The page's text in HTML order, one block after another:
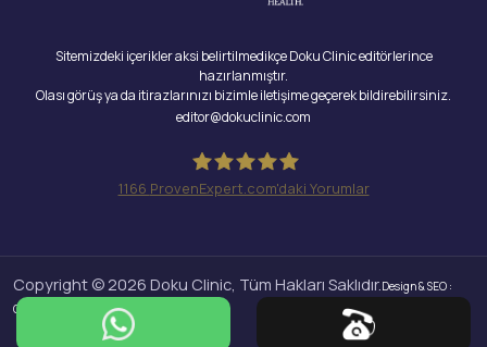
Sitemizdeki içerikler aksi belirtilmedikçe Doku Clinic editörlerince
hazırlanmıştır.
Olası görüş ya da itirazlarınızı bizimle iletişime geçerek bildirebilirsiniz.
editor@dokuclinic.com
1166 ProvenExpert.com'daki Yorumlar
Copyright © 2026 Doku Clinic, Tüm Hakları Saklıdır. Design & SEO :
Crabs Media